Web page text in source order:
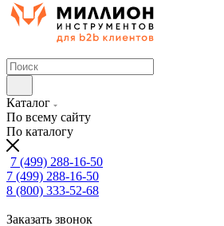
Каталог
По всему сайту
По каталогу
7 (499) 288-16-50
7 (499) 288-16-50
8 (800) 333-52-68
Заказать звонок